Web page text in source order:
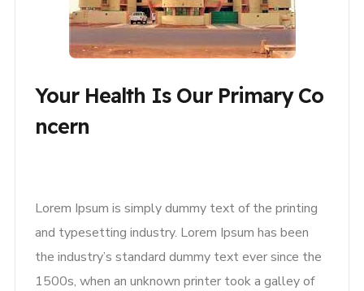
Your Health Is Our Primary Co
Ncern
Lorem Ipsum is simply dummy text of the printing
and typesetting industry. Lorem Ipsum has been
the industry’s standard dummy text ever since the
1500s, when an unknown printer took a galley of